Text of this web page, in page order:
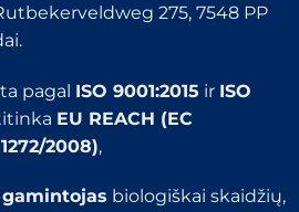
275, 7548 PP
pagal ISO 9001:2015 ir ISO
EU REACH (EC
2008),
biologiškai skaidžių,